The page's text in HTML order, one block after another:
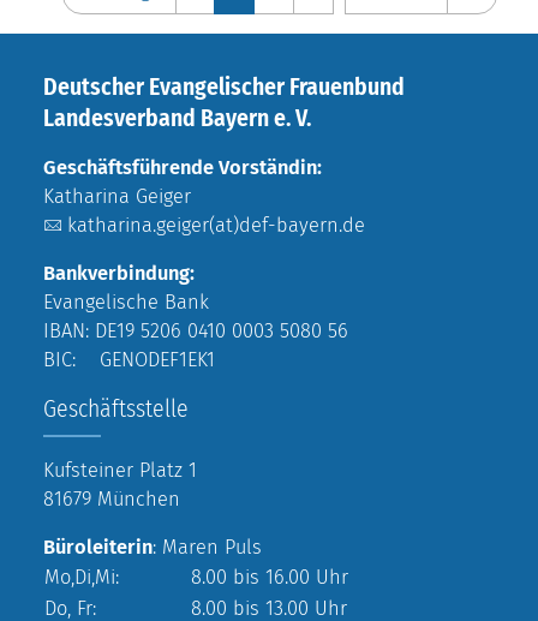
Deutscher Evangelischer Frauenbund
Landesverband Bayern e. V.
Geschäftsführende Vorständin:
Katharina Geiger
katharina.geiger(at)def-bayern.de
Bankverbindung:
Evangelische Bank
IBAN: DE19 5206 0410 0003 5080 56
BIC: GENODEF1EK1
Geschäftsstelle
Kufsteiner Platz 1
81679 München
Büroleiterin: Maren Puls
Mo,Di,Mi:
8.00 bis 16.00 Uhr
Do, Fr:
8.00 bis 13.00 Uhr